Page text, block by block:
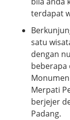
terdapat
satu
dengan
beberapa
Merpati
berjejer
Padang.